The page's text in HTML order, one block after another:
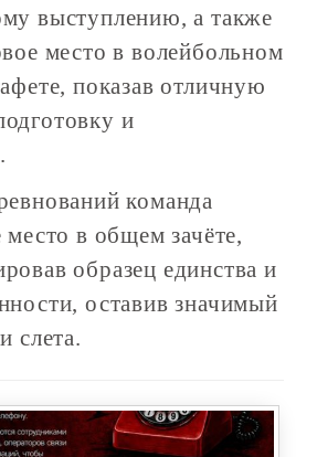
выступлению, а также
место в волейбольном
показав отличную
и
команда
место в общем зачёте,
образец единства и
оставив значимый
слета.